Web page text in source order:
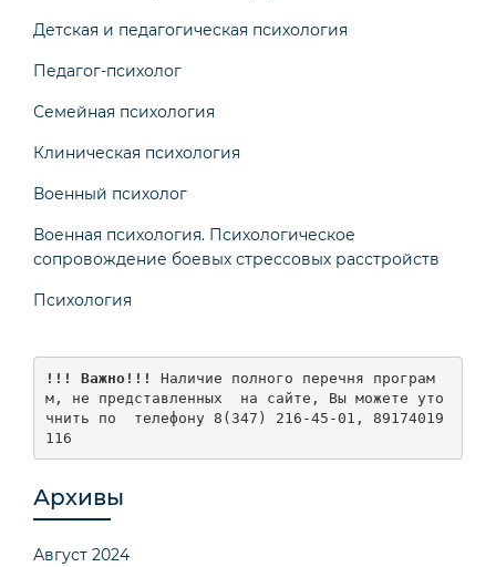
Детская и педагогическая психология
Педагог-психолог
Семейная психология
Клиническая психология
Военный психолог
Военная психология. Психологическое
сопровождение боевых стрессовых расстройств
Психология
!!! Важно!!!
Наличие полного перечня програм
м, не представленных  на сайте, Вы можете уто
чнить по  телефону 8(347) 216-45-01, 89174019
116
Архивы
Август 2024